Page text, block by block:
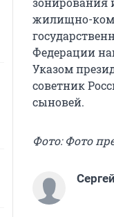
жилищно-
Федерации
Указом
советник
сыновей.
Фото: Фото